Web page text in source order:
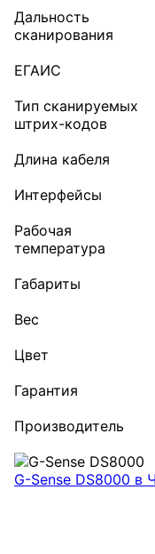
Дальность
сканирования
ЕГАИС
Тип сканируемых
штрих-кодов
Длина кабеля
Интерфейсы
Рабочая
температура
Габариты
Вес
Цвет
Гарантия
Производитель
G-Sense DS8000 в